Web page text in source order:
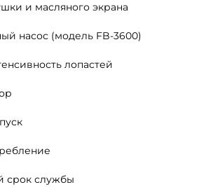
и масляного экрана
насос (модель FB-3600)
лопастей
срок службы